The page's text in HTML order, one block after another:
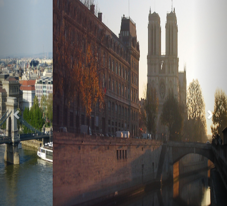
Previous